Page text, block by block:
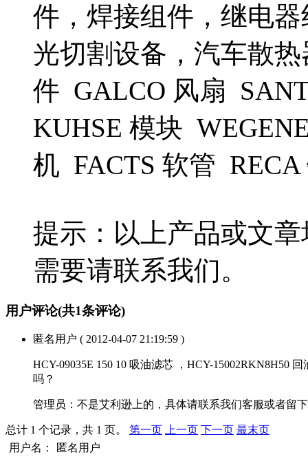
件，焊接组件，继电
光切割设备，汽车散
件 GALCO 风扇
KUHSE 模块
机 FACTS 软管
提示：以上产品或文
需要请联系我们。
用户评论(共1条评论)
匿名用户 ( 2012-04-07 21:19:59 )
HCY-09035E 150 10 吸油滤芯 ，HCY-15002RKN8H50
吗？
管理员： 不是艾利逊上的，具体请联系我们客服或者留
总计 1 个记录，共 1 页。 第一页 上一页 下一页 最末页
用户名：
匿名用户